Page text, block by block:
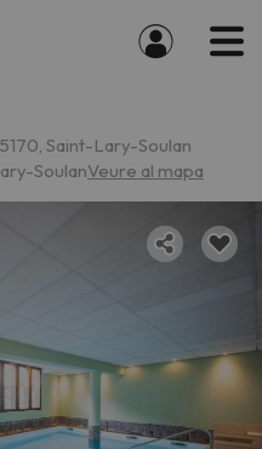
Saint-Lary-Soulan
SoulanVeure al mapa